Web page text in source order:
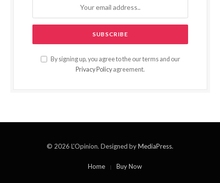
By signing up, you agree to the our terms and our
Privacy Policy agreement.
© 2026 L'Opinion. Designed byMediaPress.
Home Buy Now